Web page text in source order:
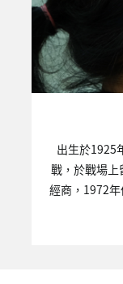
出生於1925
戰，於戰場
經商，1972
2015年，臥